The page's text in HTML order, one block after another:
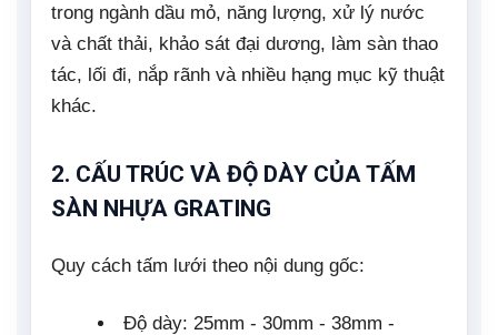
trong ngành dầu mỏ, năng lượng, xử lý nước
và chất thải, khảo sát đại dương, làm sàn thao
tác, lối đi, nắp rãnh và nhiều hạng mục kỹ thuật
khác.
2. CẤU TRÚC VÀ ĐỘ DÀY CỦA TẤM
SÀN NHỰA GRATING
Quy cách tấm lưới theo nội dung gốc:
Độ dày: 25mm - 30mm - 38mm -